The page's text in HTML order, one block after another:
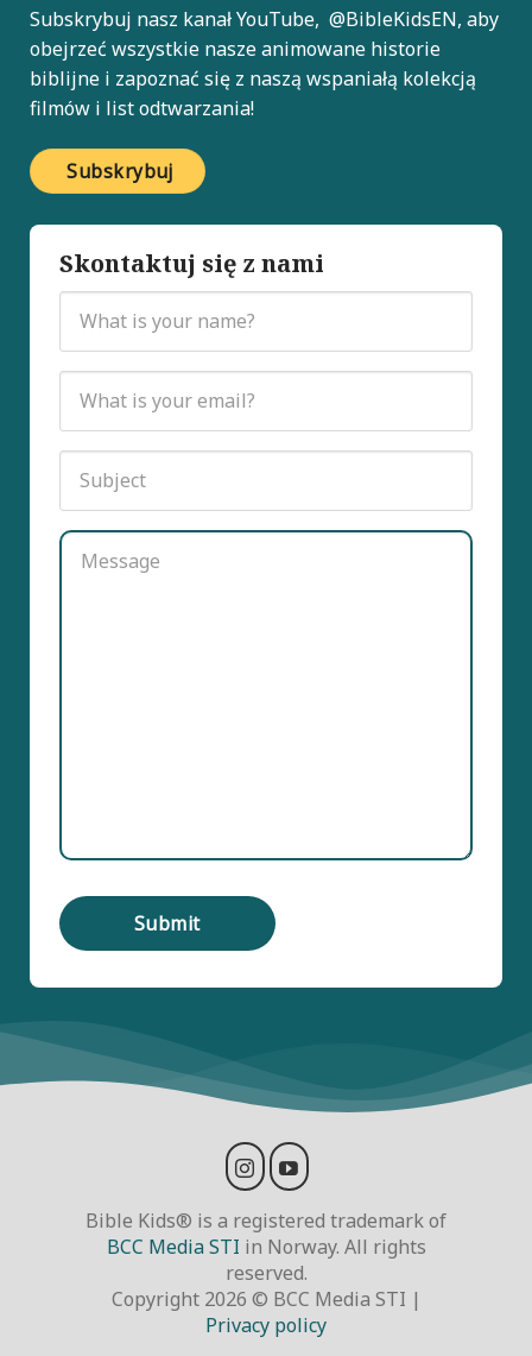
Subskrybuj nasz kanał YouTube, @BibleKidsEN, aby
obejrzeć wszystkie nasze animowane historie
biblijne i zapoznać się z naszą wspaniałą kolekcją
filmów i list odtwarzania!
Subskrybuj
Skontaktuj się z nami
Bible Kids® is a registered trademark of
BCC Media STI in Norway. All rights
reserved.
Copyright 2026 © BCC Media STI |
Privacy policy